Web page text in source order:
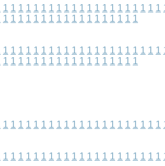
1 1 1 1 1 1 1 1 1 1 1 1 1 1 1 1 1 1 1 1 1
1 1 1 1 1 1 1 1 1 1 1 1 1 1 1 1 1 1
1 1 1 1 1 1 1 1 1 1 1 1 1 1 1 1 1 1 1 1 1
1 1 1 1 1 1 1 1 1 1 1 1 1 1 1 1 1 1
1 1 1 1 1 1 1 1 1 1 1 1 1 1 1 1 1 1 1 1 1
1 1 1 1 1 1 1 1 1 1 1 1 1 1 1 1 1 1 1 1 1